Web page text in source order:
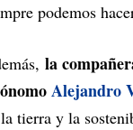
podemos
la
Alejandro
tierra y la